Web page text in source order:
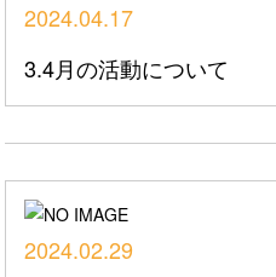
2024.04.17
3.4月の活動について
2024.02.29